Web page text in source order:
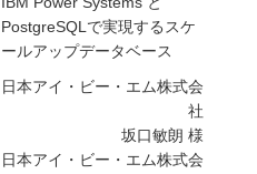
PostgreSQLで実現するスケ
ールアップデータベース
日本アイ・ビー・エム株式会
社
坂口敏朗 様
日本アイ・ビー・エム株式会